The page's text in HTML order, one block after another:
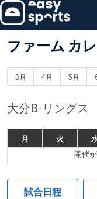
ファーム カ
3月 4月 5月
大分B-リングス
月 火
開催
試合日程